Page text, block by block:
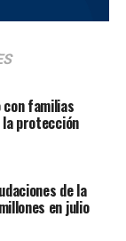
con familias
protección
de la
en julio